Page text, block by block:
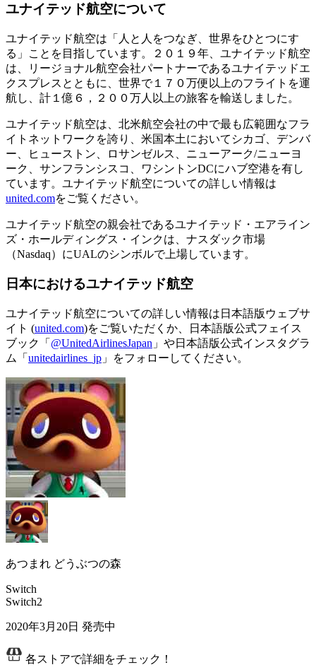
ユナイテッド航空について
ユナイテッド航空は「人と人をつなぎ、世界をひとつにす
る」ことを目指しています。２０１９年、ユナイテッド航空
は、リージョナル航空会社パートナーであるユナイテッドエ
クスプレスとともに、世界で１７０万便以上のフライトを運
航し、計１億６，２００万人以上の旅客を輸送しました。
ユナイテッド航空は、北米航空会社の中で最も広範囲なフラ
イトネットワークを誇り、米国本土においてシカゴ、デンバ
ー、ヒューストン、ロサンゼルス、ニューアーク/ニューヨ
ーク、サンフランシスコ、ワシントンDCにハブ空港を有し
ています。ユナイテッド航空についての詳しい情報は
united.comをご覧ください。
ユナイテッド航空の親会社であるユナイテッド・エアライン
ズ・ホールディングス・インクは、ナスダック市場
（Nasdaq）にUALのシンボルで上場しています。
日本におけるユナイテッド航空
ユナイテッド航空についての詳しい情報は日本語版ウェブサ
イト (united.com)をご覧いただくか、日本語版公式フェイス
ブック「 @UnitedAirlinesJapan 」や日本語版公式インスタグラ
ム「 unitedairlines_jp 」をフォローしてください。
あつまれ どうぶつの森
Switch
Switch2
2020年3月20日 発売中
各ストアで詳細をチェック！